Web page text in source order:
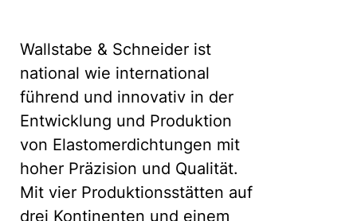
Wallstabe & Schneider ist
national wie international
führend und innovativ in der
Entwicklung und Produktion
von Elastomerdichtungen mit
hoher Präzision und Qualität.
Mit vier Produktionsstätten auf
drei Kontinenten und einem